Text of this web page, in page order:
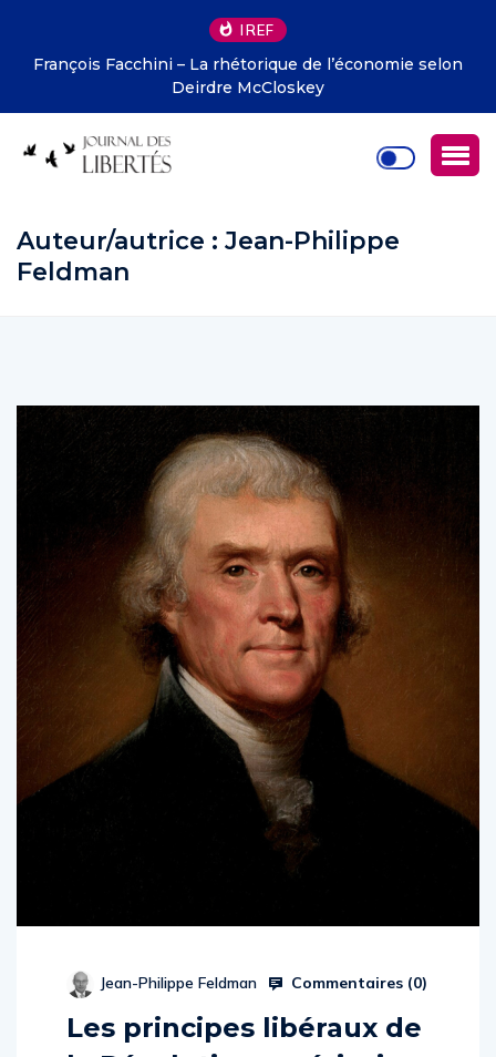
IREF
François Facchini – La rhétorique de l’économie selon
Deirdre McCloskey
Auteur/autrice : Jean-Philippe
Feldman
Jean-Philippe Feldman Commentaires (0)
Les principes libéraux de